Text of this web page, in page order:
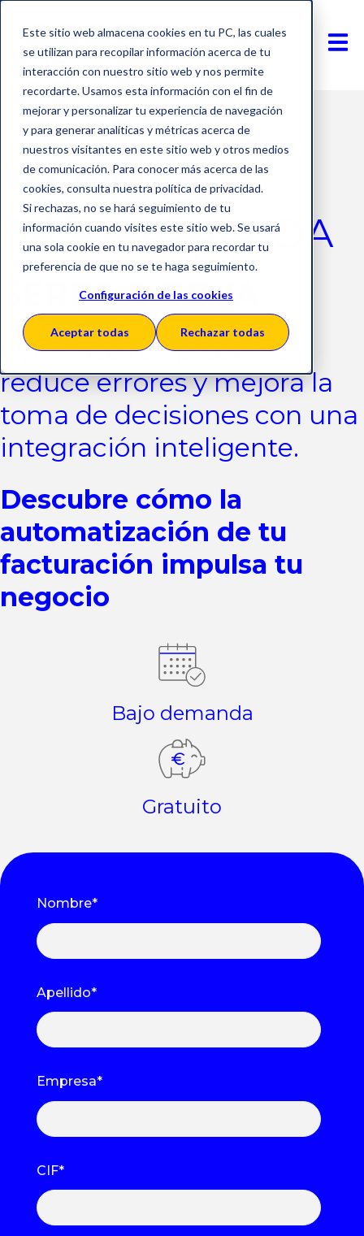
Este sitio web almacena cookies en tu PC, las cuales
se utilizan para recopilar información acerca de tu
interacción con nuestro sitio web y nos permite
recordarte. Usamos esta información con el fin de
mejorar y personalizar tu experiencia de navegación
y para generar analíticas y métricas acerca de
nuestros visitantes en este sitio web y otros medios
de comunicación. Para conocer más acerca de las
cookies, consulta nuestra política de privacidad.
Si rechazas, no se hará seguimiento de tu
información cuando visites este sitio web. Se usará
una sola cookie en tu navegador para recordar tu
preferencia de que no se te haga seguimiento.
Configuración de las cookies
Aceptar todas Rechazar todas
WEBINAR
BAJO DEMANDA
SERES & BBVA
Optimiza tus procesos,
reduce errores y mejora la
toma de decisiones con una
integración inteligente.
Descubre cómo la
automatización de tu
facturación impulsa tu
negocio
Bajo demanda
Gratuito
Nombre*
Apellido*
Empresa*
CIF*